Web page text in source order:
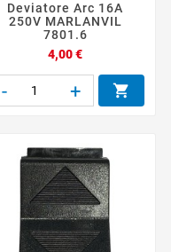
Deviatore Arc 16A
250V MARLANVIL
7801.6
4,00 €Prezzo
- + 